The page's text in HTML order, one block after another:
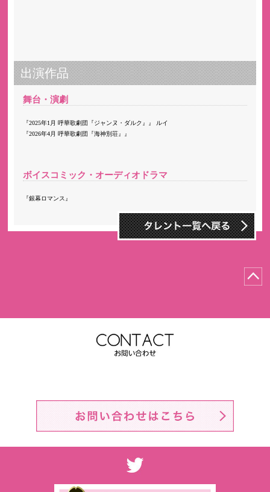
出演作品
舞台・演劇
2025年1月 呼華歌劇団『ジャンヌ・ダルク』
ルイ
2026年4月 呼華歌劇団『海神別荘』
ボイスコミック・オーディオドラマ
銀幕ロマンス